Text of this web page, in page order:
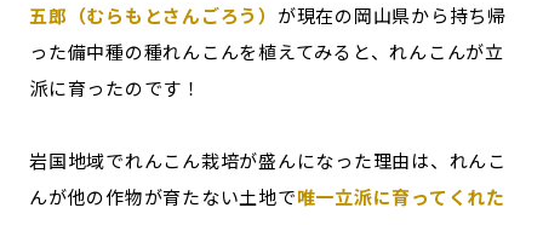
五郎（むらもとさんごろう） が現在の岡山県から持ち帰
った備中種の種れんこんを植えてみると、れんこんが立
派に育ったのです！
岩国地域でれんこん栽培が盛んになった理由は、れんこ
んが他の作物が育たない土地で唯一立派に育ってくれた